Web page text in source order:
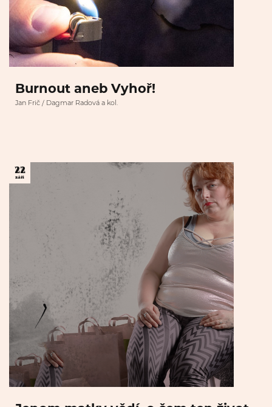
Burnout aneb Vyhoř!
Jan Frič / Dagmar Radová a kol.
22
září